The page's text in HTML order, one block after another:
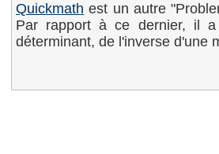
Quickmath est un autre
Par rapport à ce dernier, il
déterminant, de l'inverse d'une